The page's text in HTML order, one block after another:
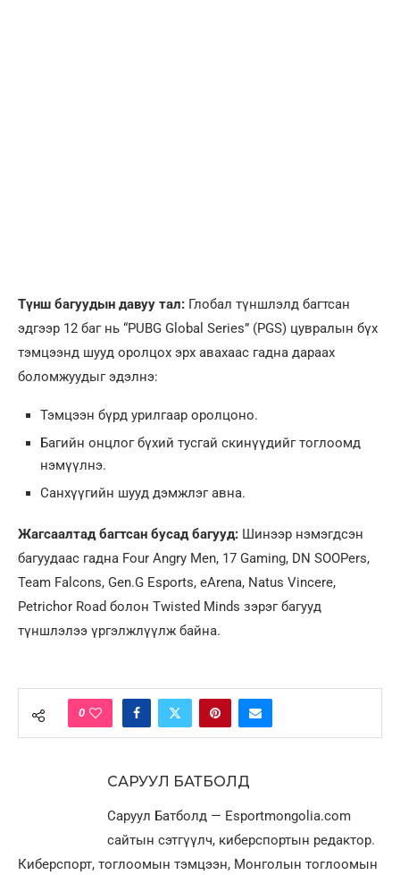
Түнш багуудын давуу тал: Глобал түншлэлд багтсан
эдгээр 12 баг нь “PUBG Global Series” (PGS) цувралын бүх
тэмцээнд шууд оролцох эрх авахаас гадна дараах
боломжуудыг эдэлнэ:
Тэмцээн бүрд урилгаар оролцоно.
Багийн онцлог бүхий тусгай скинүүдийг тоглоомд
нэмүүлнэ.
Санхүүгийн шууд дэмжлэг авна.
Жагсаалтад багтсан бусад багууд: Шинээр нэмэгдсэн
багуудаас гадна Four Angry Men, 17 Gaming, DN SOOPers,
Team Falcons, Gen.G Esports, eArena, Natus Vincere,
Petrichor Road болон Twisted Minds зэрэг багууд
түншлэлээ үргэлжлүүлж байна.
0
САРУУЛ БАТБОЛД
Саруул Батболд — Esportmongolia.com
сайтын сэтгүүлч, киберспортын редактор.
Киберспорт, тоглоомын тэмцээн, Монголын тоглоомын